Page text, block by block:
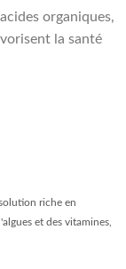
riche en
et des vitamines,